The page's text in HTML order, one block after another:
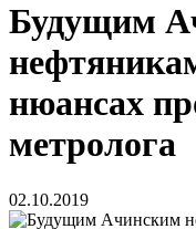
Будущим
нюансах
метролога
02.10.2019